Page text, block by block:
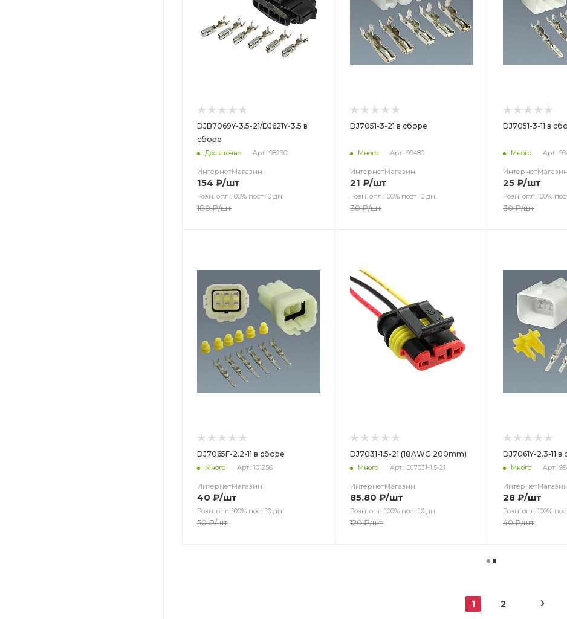
DJB7069Y-3.5-21/DJ621Y-3.5 в
сборе
Достаточно Арт.: 98290
ИнтернетМагазин
154 ₽/шт
Розн. опл.:100% пост 10 дн.
180₽/шт
DJ7051-3-21 в сборе
Много Арт.: 99480
ИнтернетМагазин
21 ₽/шт
Розн. опл.:100% пост 10 дн.
30₽/шт
DJ7051-3-11 в
Много Арт.:
ИнтернетМагазин
25 ₽/шт
Розн. опл.:100%
30₽/шт
DJ7065F-2.2-11 в сборе
Много Арт.: 101256
ИнтернетМагазин
40 ₽/шт
Розн. опл.:100% пост 10 дн.
50₽/шт
DJ7031-1.5-21 (18AWG 200mm)
Много Арт.: DJ7031-1.5-21
ИнтернетМагазин
85.80 ₽/шт
Розн. опл.:100% пост 10 дн.
120₽/шт
DJ7061Y-2.3-11 в
Много Арт.:
ИнтернетМагазин
28 ₽/шт
Розн. опл.:100%
40₽/шт
1 2